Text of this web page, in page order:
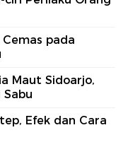
pada
Maut Sidoarjo,
Efek dan Cara